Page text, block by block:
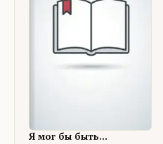
Я мог бы быть...